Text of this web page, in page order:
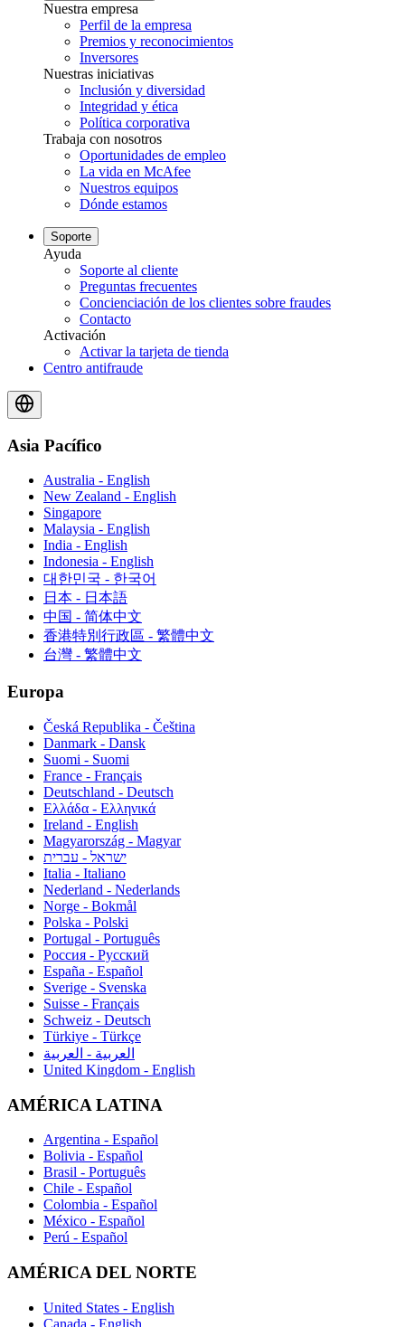
Nuestra empresa
Perfil de la empresa
Premios y reconocimientos
Inversores
Nuestras iniciativas
Inclusión y diversidad
Integridad y ética
Política corporativa
Trabaja con nosotros
Oportunidades de empleo
La vida en McAfee
Nuestros equipos
Dónde estamos
Soporte
Ayuda
Soporte al cliente
Preguntas frecuentes
Concienciación de los clientes sobre fraudes
Contacto
Activación
Activar la tarjeta de tienda
Centro antifraude
Asia Pacífico
Australia - English
New Zealand - English
Singapore
Malaysia - English
India - English
Indonesia - English
대한민국 - 한국어
日本 - 日本語
中国 - 简体中文
香港特別行政區 - 繁體中文
台灣 - 繁體中文
Europa
Česká Republika - Čeština
Danmark - Dansk
Suomi - Suomi
France - Français
Deutschland - Deutsch
Ελλάδα - Ελληνικά
Ireland - English
Magyarország - Magyar
ישראל - עברית
Italia - Italiano
Nederland - Nederlands
Norge - Bokmål
Polska - Polski
Portugal - Português
Россия - Русский
España - Español
Sverige - Svenska
Suisse - Français
Schweiz - Deutsch
Türkiye - Türkçe
العربية - العربية
United Kingdom - English
AMÉRICA LATINA
Argentina - Español
Bolivia - Español
Brasil - Português
Chile - Español
Colombia - Español
México - Español
Perú - Español
AMÉRICA DEL NORTE
United States - English
Canada - English